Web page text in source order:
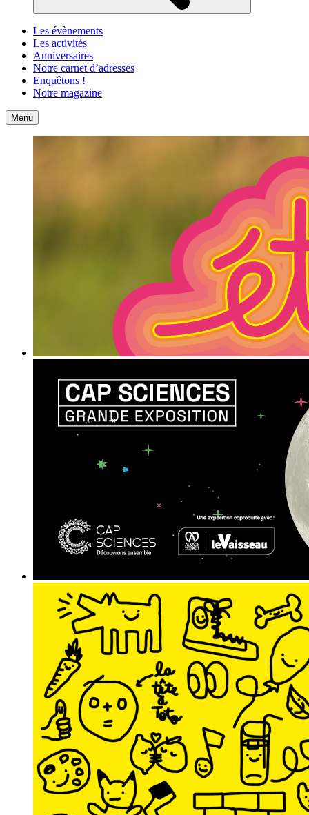
Les évènements
Les activités
Anniversaires
Notre carnet d’adresses
Enquêtons !
Notre magazine
Accueil
Menu Contact